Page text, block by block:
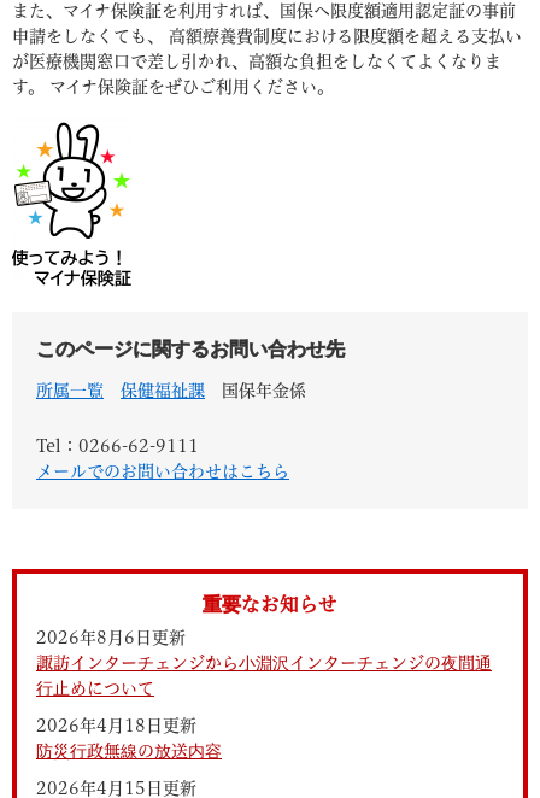
また、マイナ保険証を利用すれば、国保へ限度額適用認定証の事前
申請をしなくても、 高額療養費制度における限度額を超える支払い
が医療機関窓口で差し引かれ、高額な負担をしなくてよくなりま
す。 マイナ保険証をぜひご利用ください。
このページに関するお問い合わせ先
所属一覧 保健福祉課 国保年金係
Tel：0266-62-9111
メールでのお問い合わせはこちら
重要なお知らせ
2026年8月6日更新
諏訪インターチェンジから小淵沢インターチェンジの夜間通
行止めについて
2026年4月18日更新
防災行政無線の放送内容
2026年4月15日更新